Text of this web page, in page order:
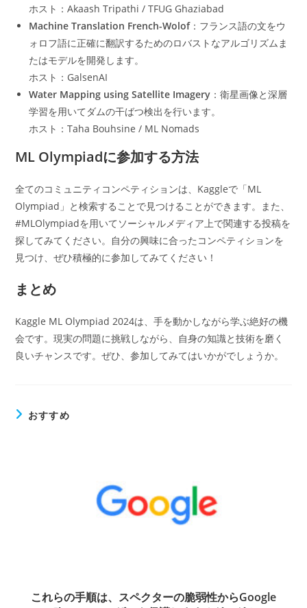
ホスト：Akaash Tripathi / TFUG Ghaziabad
Machine Translation French-Wolof：フランス語の文をウ
ォロフ語に正確に翻訳するためのロバストなアルゴリズムま
たはモデルを開発します。
ホスト：GalsenAI
Water Mapping using Satellite Imagery ：衛星画像と深層
学習を用いてダムの干ばつ検出を行います。
ホスト：Taha Bouhsine / ML Nomads
ML Olympiadに参加する方法
全てのコミュニティコンペティションは、Kaggleで「ML
Olympiad」と検索することで見つけることができます。また、
#MLOlympiadを用いてソーシャルメディア上で関連する投稿を
探してみてください。自分の興味に合ったコンペティションを
見つけ、ぜひ積極的に参加してみてください！
まとめ
Kaggle ML Olympiad 2024は、手を動かしながら学ぶ絶好の機
会です。現実の問題に挑戦しながら、自身の知識と技術を磨く
良いチャンスです。ぜひ、参加してみてはいかがでしょうか。
おすすめ
これらの手順は、スペクターの脆弱性からGoogle